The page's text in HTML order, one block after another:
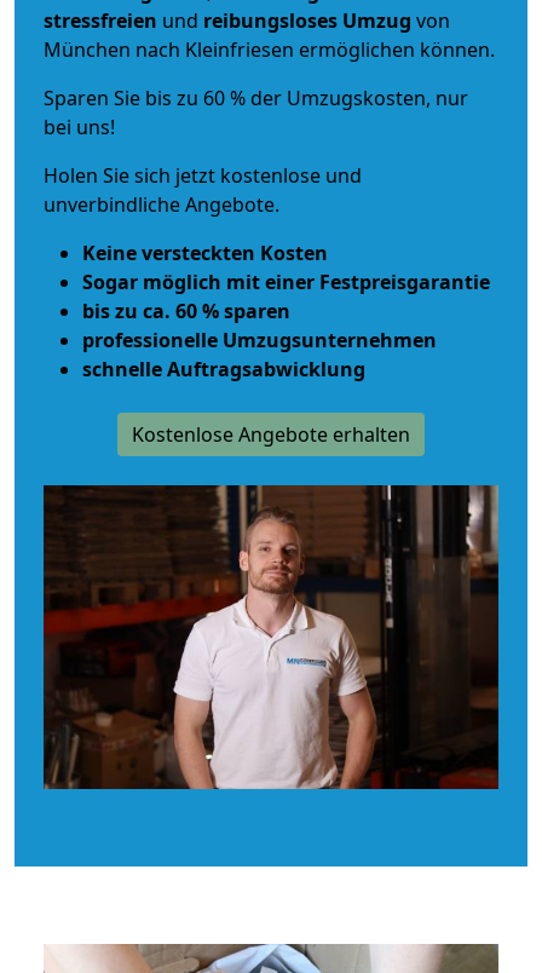
stressfreien und reibungsloses Umzug von
München nach Kleinfriesen ermöglichen können.
Sparen Sie bis zu 60 % der Umzugskosten, nur
bei uns!
Holen Sie sich jetzt kostenlose und
unverbindliche Angebote.
Keine versteckten Kosten
Sogar möglich mit einer Festpreisgarantie
bis zu ca. 60 % sparen
professionelle Umzugsunternehmen
schnelle Auftragsabwicklung
Kostenlose Angebote erhalten